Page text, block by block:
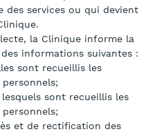
des services ou qui devient
la Clinique informe la
informations suivantes :
sont recueillis les
lesquels sont recueillis les
et de rectification des